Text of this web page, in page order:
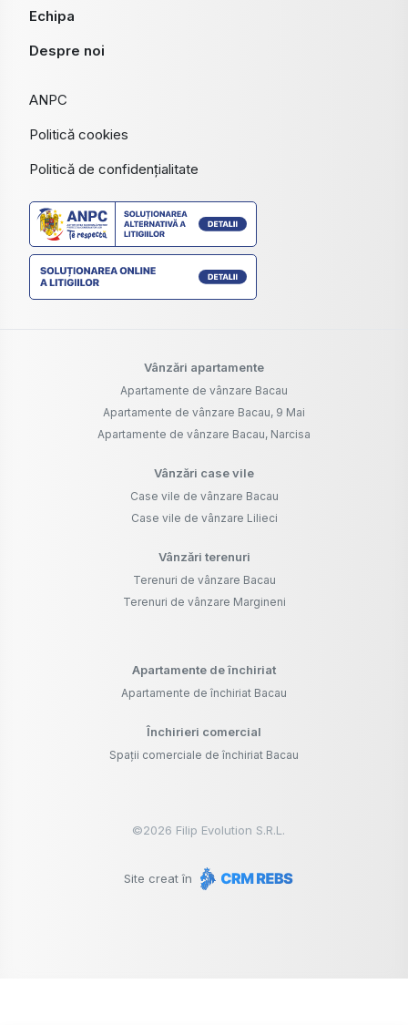
Echipa
Despre noi
ANPC
Politică cookies
Politică de confidențialitate
Vânzări apartamente
Apartamente de vânzare Bacau
Apartamente de vânzare Bacau, 9 Mai
Apartamente de vânzare Bacau, Narcisa
Vânzări case vile
Case vile de vânzare Bacau
Case vile de vânzare Lilieci
Vânzări terenuri
Terenuri de vânzare Bacau
Terenuri de vânzare Margineni
Apartamente de închiriat
Apartamente de închiriat Bacau
Închirieri comercial
Spații comerciale de închiriat Bacau
©2026 Filip Evolution S.R.L.
Site creat în